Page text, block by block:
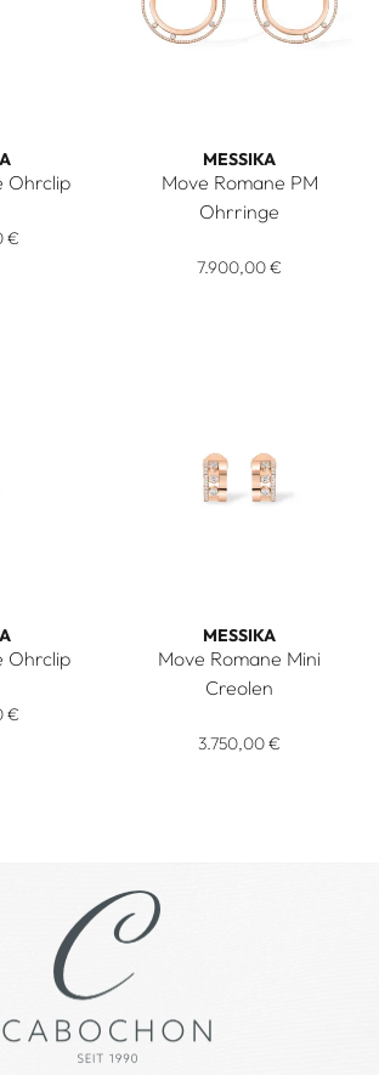
Ohrclip
Ohrclip, Ref: 10120-WG, Preis:
€
MESSIKA
Move Romane PM
Ohrringe
7.900,00 €
Ohrclip
Ohrclip, Ref: 10120-YG, Preis:
€
MESSIKA
Move Romane Mini
Creolen
3.750,00 €